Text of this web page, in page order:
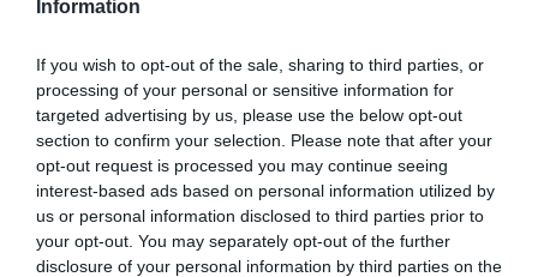
Information
If you wish to opt-out of the sale, sharing to third parties, or
processing of your personal or sensitive information for
targeted advertising by us, please use the below opt-out
section to confirm your selection. Please note that after your
opt-out request is processed you may continue seeing
interest-based ads based on personal information utilized by
us or personal information disclosed to third parties prior to
your opt-out. You may separately opt-out of the further
disclosure of your personal information by third parties on the
innan de...
PUBLICERAD 15 AUGUSTI 2014 - AV TORBJÖRN SASSERSSON
John Virapens bok ”Side Effects Death” blir biofilm –
Läkemedelsindustrin kommer att svaja
HÄLSANewsVoice har regelbunden kontakt med
den före detta läkemedelsbolags-VD:n från Ely Lilly
som chockerat världen med sina avslöjanden om den...